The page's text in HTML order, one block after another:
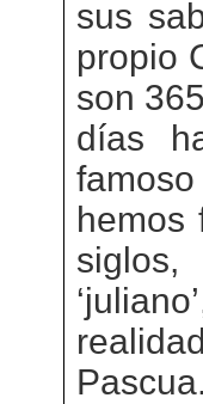
sus
propio
son
días
famoso
hemos
siglos,
Pascua.